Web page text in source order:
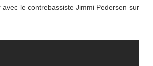
le contrebassiste Jimmi Pedersen sur